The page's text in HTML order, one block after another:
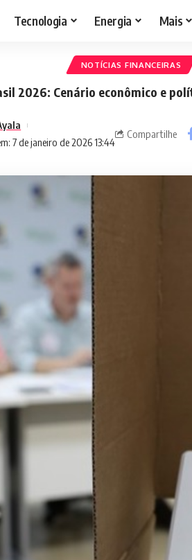
Tecnologia Energia Mais
NOTÍCIAS FINANCEIRAS
2026: Cenário econômico e
7 de janeiro de 2026 13:44
Compartilhe